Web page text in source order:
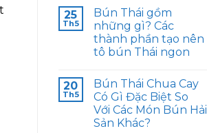
25
Th5
Bún Thái gồm
những gì? Các
thành phần tạo nên
tô bún Thái ngon
20
Th5
Bún Thái Chua Cay
Có Gì Đặc Biệt So
Với Các Món Bún Hải
Sản Khác?